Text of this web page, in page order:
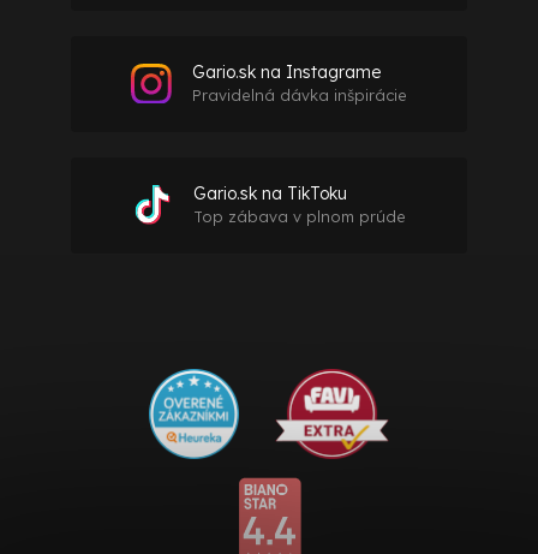
Gario.sk na Instagrame
Pravidelná dávka inšpirácie
Gario.sk na TikToku
Top zábava v plnom prúde